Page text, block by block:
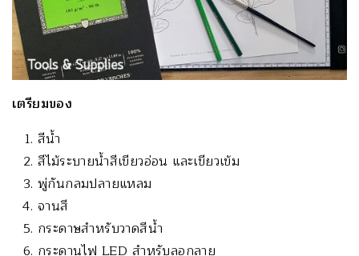
เตรียมของ
สีน้ำ
สีไม้ระบายน้ำสีเขียวอ่อน และเขียวเข้ม
พู่กันกลมปลายแหลม
จานสี
กระดาษสำหรับวาดสีน้ำ
กระดานไฟ LED สำหรับลอกลาย